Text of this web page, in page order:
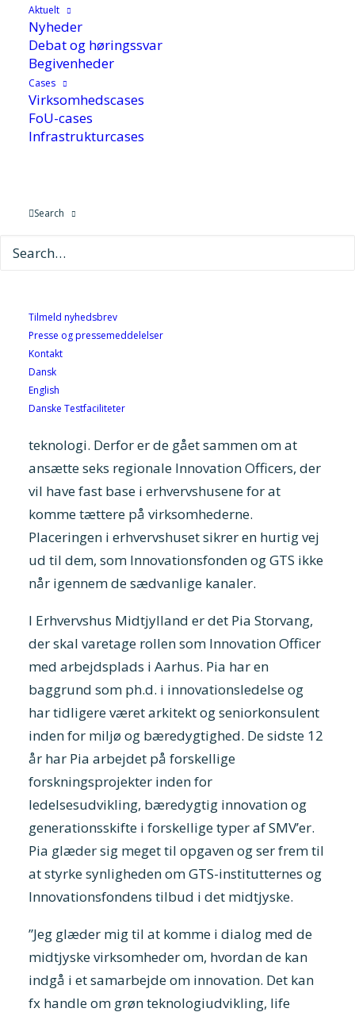
Aktuelt
Nyheder
Debat og høringssvar
Begivenheder
Cases
Virksomhedscases
FoU-cases
Infrastrukturcases
Search
Tilmeld nyhedsbrev
Presse og pressemeddelelser
Kontakt
Dansk
English
Danske Testfaciliteter
14. april 2021
om innovation. Det vil en ny indsats bidrage til.
Innovationsfonden og de syv GTS-institutter vil
gerne have flere små og mellemstore
virksomheder til at benyttet deres tilbud om at
teknologi. Derfor er de gået sammen om at
ansætte seks regionale Innovation Officers, der
vil have fast base i erhvervshusene for at
komme tættere på virksomhederne.
Placeringen i erhvervshuset sikrer en hurtig vej
ud til dem, som Innovationsfonden og GTS ikke
når igennem de sædvanlige kanaler.
I Erhvervshus Midtjylland er det Pia Storvang,
der skal varetage rollen som Innovation Officer
med arbejdsplads i Aarhus. Pia har en
baggrund som ph.d. i innovationsledelse og
har tidligere været arkitekt og seniorkonsulent
inden for miljø og bæredygtighed. De sidste 12
år har Pia arbejdet på forskellige
forskningsprojekter inden for
ledelsesudvikling, bæredygtig innovation og
generationsskifte i forskellige typer af SMV’er.
Pia glæder sig meget til opgaven og ser frem til
at styrke synligheden om GTS-institutternes og
Innovationsfondens tilbud i det midtjyske.
”Jeg glæder mig til at komme i dialog med de
midtjyske virksomheder om, hvordan de kan
indgå i et samarbejde om innovation. Det kan
fx handle om grøn teknologiudvikling, life